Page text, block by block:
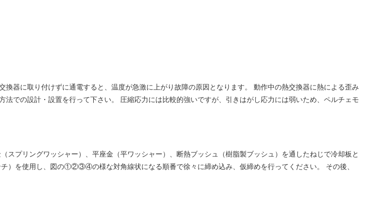
器に取り付けずに通電すると、温度が急激に上がり故障の原因となります。 動作中の熱交換器に熱による歪み
での設計・設置を行って下さい。 圧縮応力には比較的強いですが、引きはがし応力には弱いため、ペルチェモ
プリングワッシャー）、平座金（平ワッシャー）、断熱ブッシュ（樹脂製ブッシュ）を通したねじで冷却板と
）を使用し、図の①②③④の様な対角線状になる順番で徐々に締め込み、仮締めを行ってください。 その後、